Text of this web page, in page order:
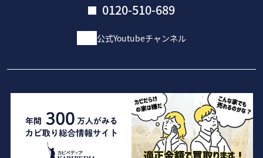
0120-510-689
公式Youtubeチャンネル